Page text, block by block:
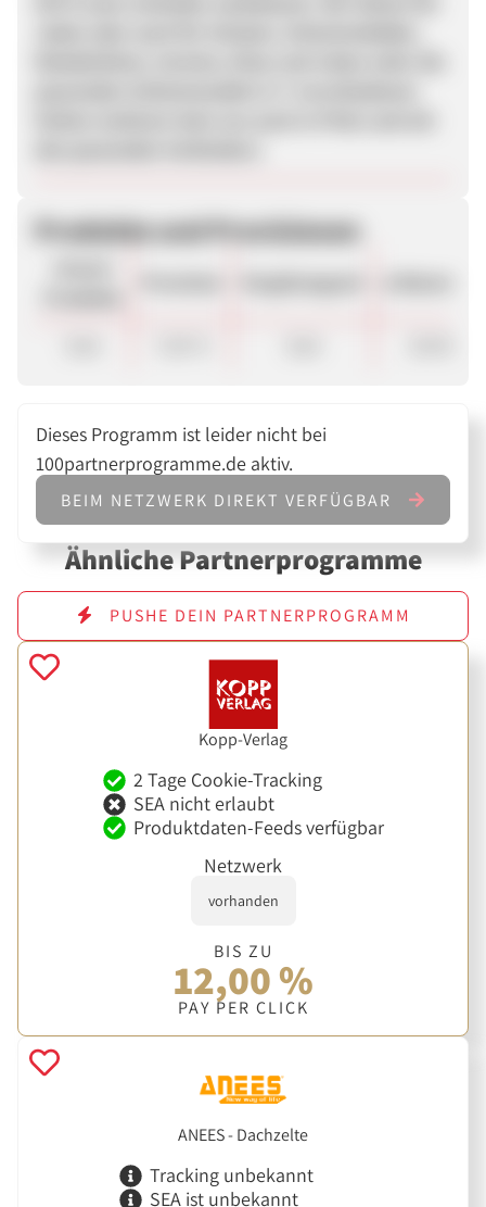
Produkte und Provisionen
Dieses Programm ist leider nicht bei
100partnerprogramme.de aktiv.
BEIM NETZWERK DIREKT VERFÜGBAR
Ähnliche Partnerprogramme
PUSHE DEIN PARTNERPROGRAMM
Kopp-Verlag
2 Tage Cookie-Tracking
SEA nicht erlaubt
Produktdaten-Feeds verfügbar
Netzwerk
vorhanden
BIS ZU
12,00 %
PAY PER CLICK
ANEES - Dachzelte
Tracking unbekannt
SEA ist unbekannt